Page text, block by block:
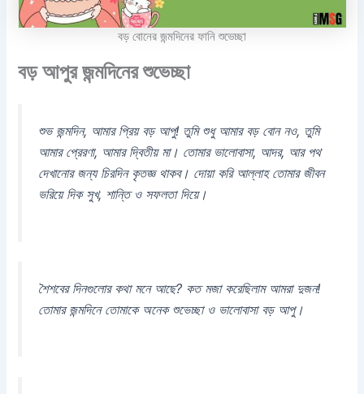
বড় বোনের জন্মদিনের ফানি শুভেচ্ছা
বড় আপুর জন্মদিনের শুভেচ্ছা
শুভ জন্মদিন, আমার প্রিয় বড় আপু! তুমি শুধু আমার বড় বোন নও, তুমি
আমার প্রেরণা, আমার দ্বিতীয় মা। তোমার ভালোবাসা, আদর, আর পথ
দেখানোর জন্য চিরদিন কৃতজ্ঞ থাকব। দোয়া করি আল্লাহ তোমার জীবন
ভরিয়ে দিক সুখ, শান্তি ও সফলতা দিয়ে।
শৈশবের দিনগুলোর কথা মনে আছে? কত মজা করেছিলাম আমরা দুজন!
তোমার জন্মদিনে তোমাকে অনেক শুভেচ্ছা ও ভালোবাসা বড় আপু।